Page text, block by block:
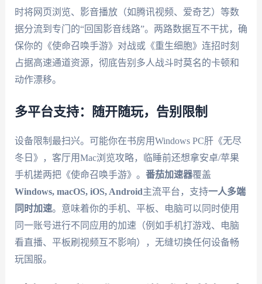
时将网页浏览、影音播放（如腾讯视频、爱奇艺）等数
据分流到专门的“回国影音线路”。两路数据互不干扰，确
保你的《使命召唤手游》对战或《重生细胞》连招时刻
占据高速通道资源，彻底告别多人战斗时莫名的卡顿和
动作漂移。
多平台支持：随开随玩，告别限制
设备限制最扫兴。可能你在书房用Windows PC肝《无尽
冬日》，客厅用Mac浏览攻略，临睡前还想拿安卓/苹果
手机搓两把《使命召唤手游》。 番茄加速器覆盖
Windows, macOS, iOS, Android主流平台，支持一人多端
同时加速。意味着你的手机、平板、电脑可以同时使用
同一账号进行不同应用的加速（例如手机打游戏、电脑
看直播、平板刷视频互不影响），无缝切换任何设备畅
玩国服。